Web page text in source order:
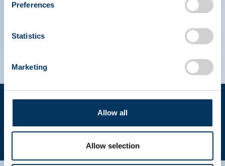
Preferences
Statistics
Marketing
Allow all
Allow selection
IPAW Europe
Conditions
Déclaration
Droits d'auteur © 2023 PPTA. Tous droits réservés. (202)